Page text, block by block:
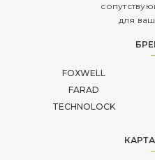
для
FOXWELL
FARAD
TECHNOLOCK